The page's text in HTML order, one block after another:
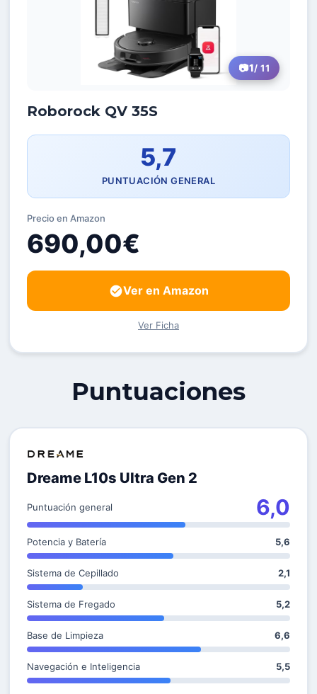
1/ 11
Roborock QV 35S
5,7
PUNTUACIÓN GENERAL
Precio en Amazon
690,00€
Ver en Amazon
Ver Ficha
Puntuaciones
Dreame L10s Ultra Gen 2
Puntuación general 6,0
Potencia y Batería 5,6
Sistema de Cepillado 2,1
Sistema de Fregado 5,2
Base de Limpieza 6,6
Navegación e Inteligencia 5,5